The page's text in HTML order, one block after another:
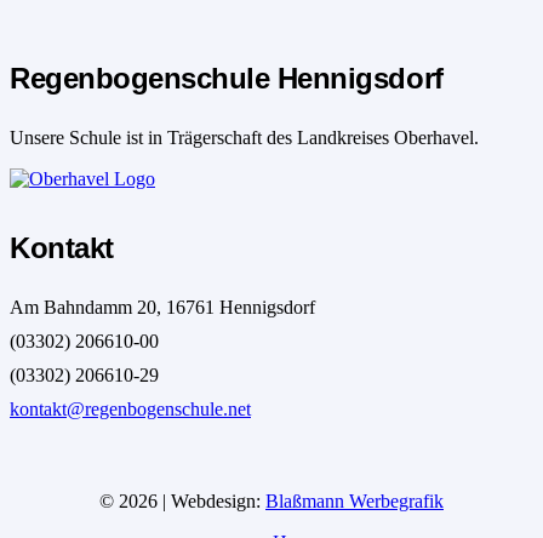
Regenbogenschule Hennigsdorf
Unsere Schule ist in Trägerschaft des Landkreises Oberhavel.
Kontakt
Am Bahndamm 20, 16761 Hennigsdorf
(03302) 206610-00
(03302) 206610-29
kontakt@regenbogenschule.net
© 2026 | Webdesign: Blaßmann Werbegrafik